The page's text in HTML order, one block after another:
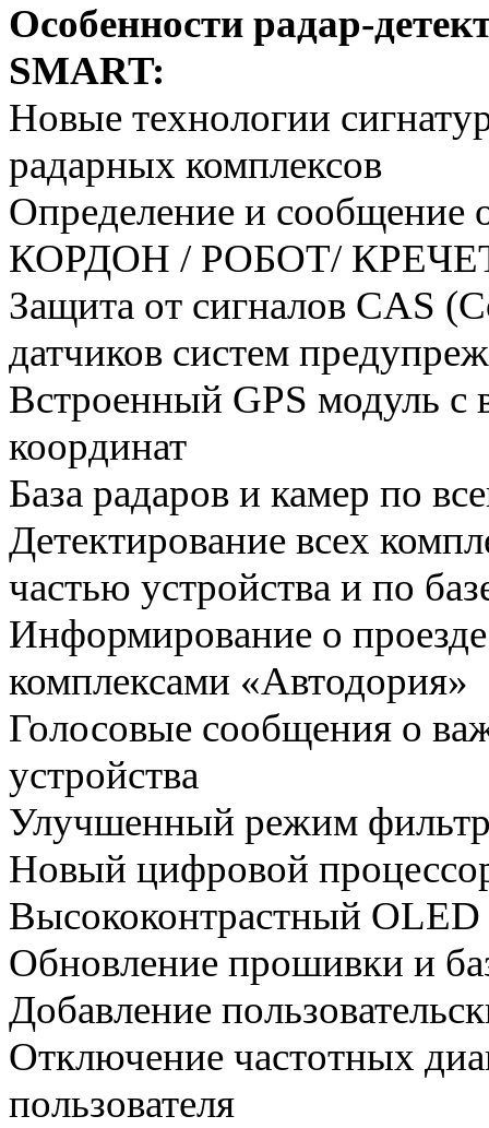
Особенности радар-
SMART:
Новые технологии
радарных комплексов
Определение и сообщение
КОРДОН / РОБОТ/
Защита от сигналов CAS
датчиков систем
Встроенный GPS модуль с
координат
База радаров и камер по
Детектирование всех
частью устройства и по
Информирование о
комплексами «Автодория»
Голосовые сообщения о
устройства
Улучшенный режим
Новый цифровой
Высококонтрастный OLED
Обновление прошивки и
Добавление
Отключение частотных
пользователя